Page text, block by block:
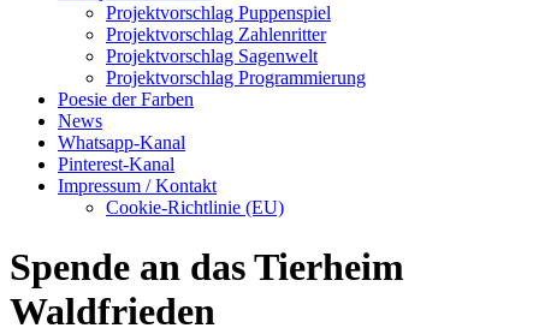
Projektvorschlag Puppenspiel
Projektvorschlag Zahlenritter
Projektvorschlag Sagenwelt
Projektvorschlag Programmierung
Poesie der Farben
News
Whatsapp-Kanal
Pinterest-Kanal
Impressum / Kontakt
Cookie-Richtlinie (EU)
Spende an das Tierheim
Waldfrieden